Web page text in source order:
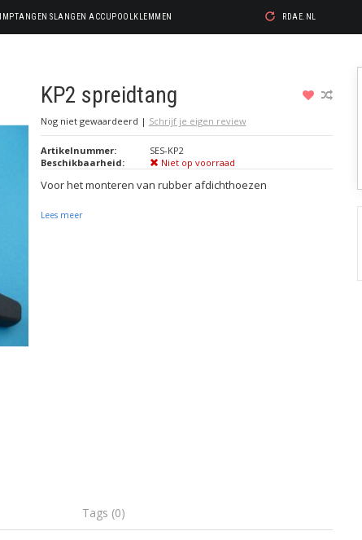
SLANGEN ACCUPOOLKLEMMEN RDAE.NL
KP2 spreidtang
Nog niet gewaardeerd | Schrijf je eigen review
Artikelnummer:
SES-KP2
Beschikbaarheid:
Niet op voorraad
Voor het monteren van rubber afdichthoezen
Lees meer
Tags (0)